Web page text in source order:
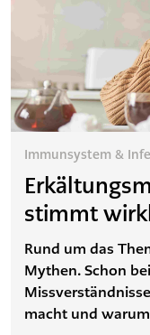
Immunsystem &
stimmt
Rund um das
Mythen. Schon
macht und